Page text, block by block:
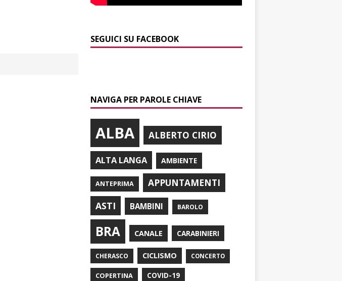
SEGUICI SU FACEBOOK
NAVIGA PER PAROLE CHIAVE
ALBA ALBERTO CIRIO
ALTA LANGA AMBIENTE
ANTEPRIMA
APPUNTAMENTI
ASTI
BAMBINI BAROLO
BRA CANALE CARABINIERI
CHERASCO CICLISMO CONCERTO
COPERTINA COVID-19